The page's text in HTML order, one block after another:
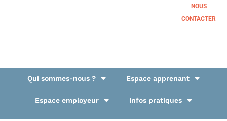
NOUS
CONTACTER
Qui sommes-nous ? Espace apprenant
Espace employeur Infos pratiques